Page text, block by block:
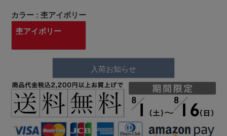
カラー
杢アイボリー
杢アイボリー
入荷お知らせ